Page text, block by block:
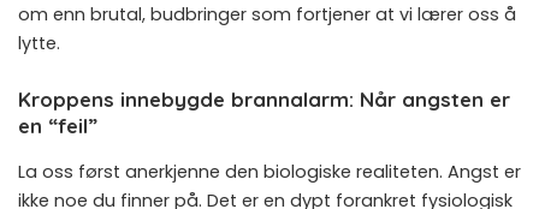
om enn brutal, budbringer som fortjener at vi lærer oss å
lytte.
Kroppens innebygde brannalarm: Når angsten er
en “feil”
La oss først anerkjenne den biologiske realiteten. Angst er
ikke noe du finner på. Det er en dypt forankret fysiologisk